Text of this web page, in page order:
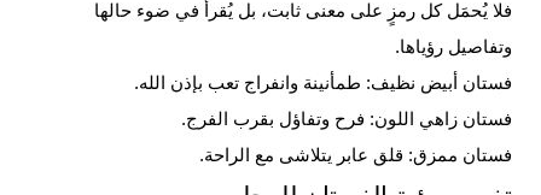
فلا يُحمَل كل رمزٍ على معنى ثابت، بل يُقرأ في ضوء حالها
وتفاصيل رؤياها.
فستان أبيض نظيف: طمأنينة وانفراج تعب بإذن الله.
فستان زاهي اللون: فرح وتفاؤل بقرب الفرج.
فستان ممزق: قلق عابر يتلاشى مع الراحة.